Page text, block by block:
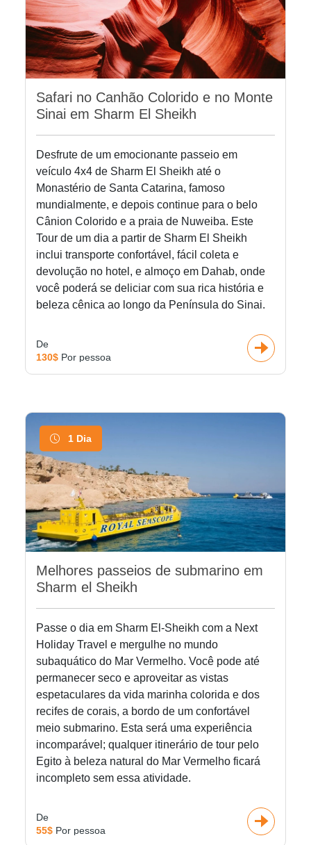
Safari no Canhão Colorido e no Monte
Sinai em Sharm El Sheikh
Desfrute de um emocionante passeio em
veículo 4x4 de Sharm El Sheikh até o
Monastério de Santa Catarina, famoso
mundialmente, e depois continue para o belo
Cânion Colorido e a praia de Nuweiba. Este
Tour de um dia a partir de Sharm El Sheikh
inclui transporte confortável, fácil coleta e
devolução no hotel, e almoço em Dahab, onde
você poderá se deliciar com sua rica história e
beleza cênica ao longo da Península do Sinai.
De
130$ Por pessoa
1 Dia
Melhores passeios de submarino em
Sharm el Sheikh
Passe o dia em Sharm El-Sheikh com a Next
Holiday Travel e mergulhe no mundo
subaquático do Mar Vermelho. Você pode até
permanecer seco e aproveitar as vistas
espetaculares da vida marinha colorida e dos
recifes de corais, a bordo de um confortável
meio submarino. Esta será uma experiência
incomparável; qualquer itinerário de tour pelo
Egito à beleza natural do Mar Vermelho ficará
incompleto sem essa atividade.
De
55$ Por pessoa